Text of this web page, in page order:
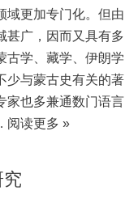
域更加专门化。但由
甚广，因而又具有多
古学、藏学、伊朗学
少与蒙古史有关的著
家也多兼通数门语言
阅读更多 »